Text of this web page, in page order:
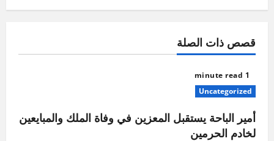
قصص ذات الصلة
1 minute read
Uncategorized
أمير الباحة يستقبل المعزين في وفاة الملك والمبايعين
لخادم الحرمين